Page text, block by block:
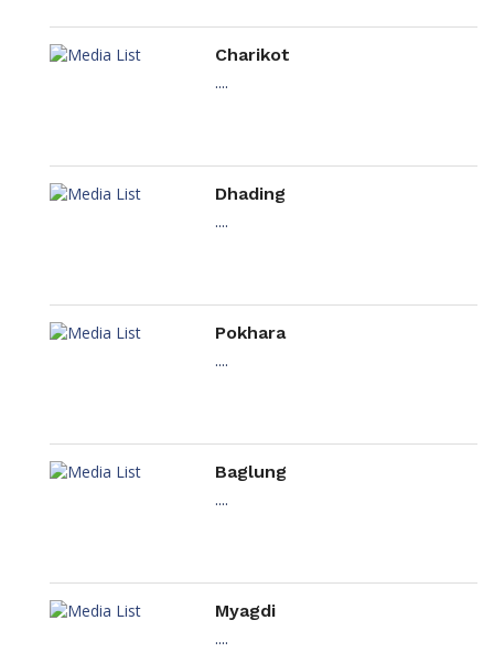
Charikot
....
Dhading
....
Pokhara
....
Baglung
....
Myagdi
....